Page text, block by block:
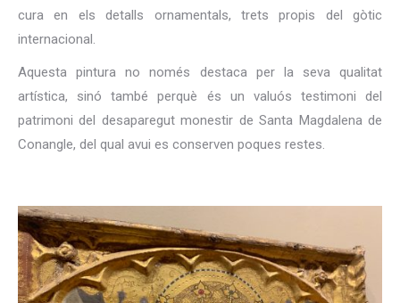
cura en els detalls ornamentals, trets propis del gòtic
internacional.
Aquesta pintura no només destaca per la seva qualitat
artística, sinó també perquè és un valuós testimoni del
patrimoni del desaparegut monestir de Santa Magdalena de
Conangle, del qual avui es conserven poques restes.